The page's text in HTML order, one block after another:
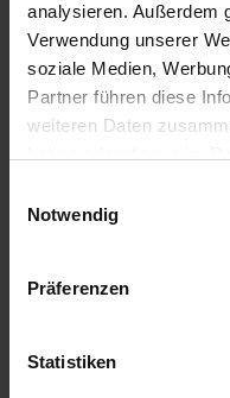
analysieren. Außerdem
Verwendung unserer
soziale Medien,
Partner führen diese
weiteren Daten
Notwendig
Präferenzen
Statistiken
BAT Pro PowerNet
Artikel-Nr.: 857004-01-cfg